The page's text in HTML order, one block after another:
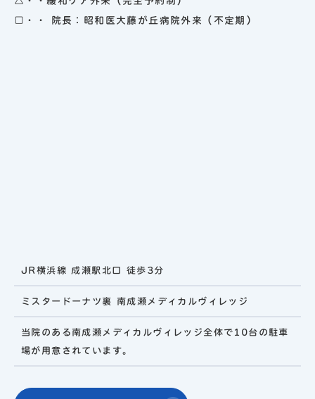
□・・ 院長：昭和医大藤が丘病院外来（不定期）
JR横浜線 成瀬駅北口 徒歩3分
ミスタードーナツ裏 南成瀬メディカルヴィレッジ
当院のある南成瀬メディカルヴィレッジ全体で10台の駐車
場が用意されています。